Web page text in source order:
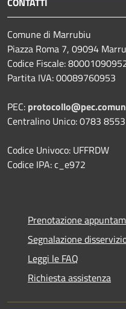
Comune di Marrubiu
Piazza Roma 7, 09094
Codice Fiscale:
Partita IVA: 00089760953
PEC:
Centralino Unico: 0783
Codice Univoco: UFFRDW
Codice IPA: c_e972
Prenotazione
Segnalazione
Leggi le FAQ
Richiesta assistenza